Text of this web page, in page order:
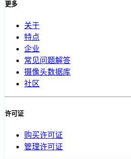
更多
关于
特点
企业
常见问题解答
摄像头数据库
社区
许可证
购买许可证
管理许可证